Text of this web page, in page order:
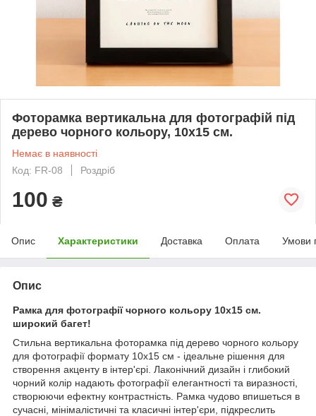
Фоторамка вертикальна для фотографій під
дерево чорного кольору, 10х15 см.
Немає в наявності
Код: FR-08
Роздріб
100 ₴
Опис Характеристики Доставка Оплата Умови
Опис
Рамка для фотографії чорного кольору 10х15 см.
широкий багет!
Стильна вертикальна фоторамка під дерево чорного кольору
для фотографії формату 10х15 см - ідеальне рішення для
створення акценту в інтер'єрі. Лаконічний дизайн і глибокий
чорний колір надають фотографії елегантності та виразності,
створюючи ефектну контрастність. Рамка чудово впишеться в
сучасні, мінімалістичні та класичні інтер'єри, підкреслить